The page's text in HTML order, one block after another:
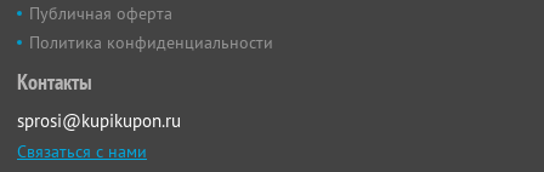
Публичная оферта
Политика конфиденциальности
Контакты
sprosi@kupikupon.ru
Связаться с нами